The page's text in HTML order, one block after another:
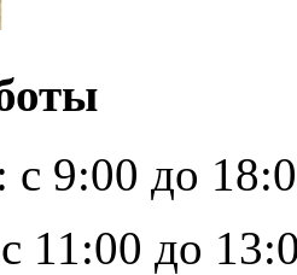
c 9:00 до
с 11:00 до